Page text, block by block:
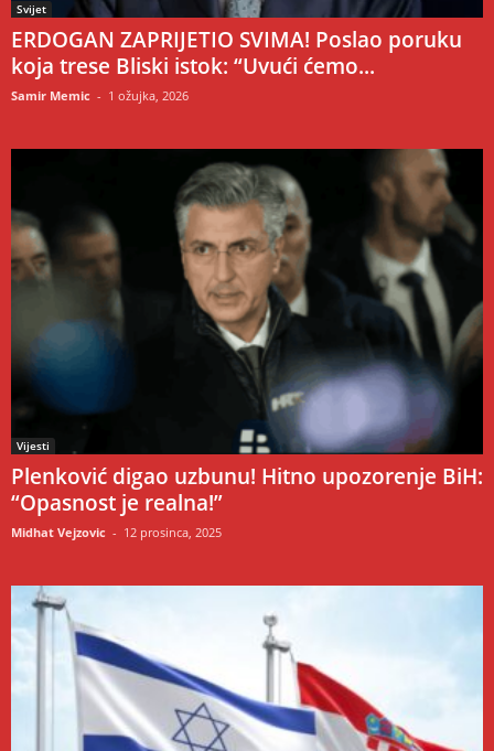
Svijet
ERDOGAN ZAPRIJETIO SVIMA! Poslao poruku
koja trese Bliski istok: “Uvući ćemo...
Samir Memic - 1 ožujka, 2026
Vijesti
Plenković digao uzbunu! Hitno upozorenje BiH:
“Opasnost je realna!”
Midhat Vejzovic - 12 prosinca, 2025